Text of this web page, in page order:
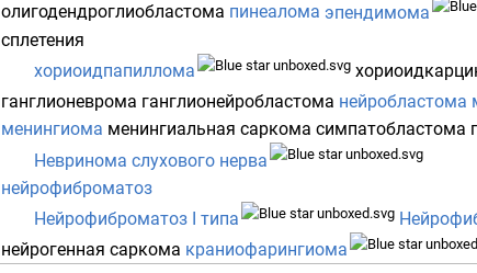
олигодендроглиобластома пинеалома эпендимома
сплетения
хориоидпапиллома
ганглионеврома ганглионейробластома нейробластома
менингиома менингиальная саркома симпатобластома
Невринома слухового нерва
нейрофиброматоз
Нейрофиброматоз I типа
нейрогенная саркома краниофарингиома